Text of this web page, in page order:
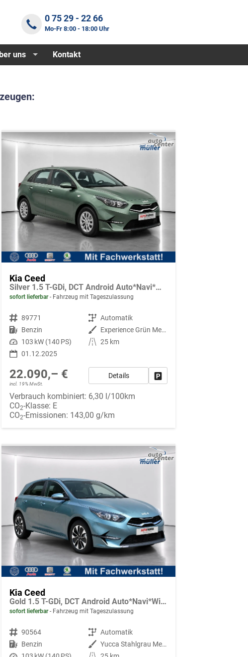
0 75 29 - 22 66
Mo-Fr 8:00 - 18:00 Uhr
uns Kontakt
Kia Ceed
Silver 1.5 T-GDi, DCT Android Auto*Navi*WinterPak*Kamera*Klima*PDC hinten
sofort lieferbar Fahrzeug mit Tageszulassung
Fahrzeugnr. 89771 Getriebe Automatik
Kraftstoff Benzin Außenfarbe
Experience Grün Metallic
Leistung 103 kW (140 PS) Kilometerstand 25 km
01.12.2025
22.090,– €
incl. 19% MwSt.
Details
Verbrauch kombiniert: 6,30 l/100km
CO2-Klasse: E
CO2-Emissionen: 143,00 g/km
Kia Ceed
Gold 1.5 T-GDi, DCT Android Auto*Navi*WinterPak*Klimaauto*16"*Kamera*PrivacyGlas*
sofort lieferbar Fahrzeug mit Tageszulassung
Fahrzeugnr. 90564 Getriebe Automatik
Kraftstoff Benzin Außenfarbe
Yucca Stahlgrau Metallic